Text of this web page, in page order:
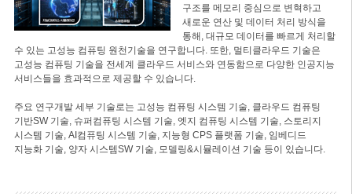
구조를 메모리 중심으로 변혁하고
새로운 연산 및 데이터 처리 방식을
통해, 대규모 데이터를 빠르게 처리할
수 있는 고성능 컴퓨팅 원천기술을 연구합니다. 또한, 멀티클라우드 기술은
고성능 컴퓨팅 기술을 전세계 클라우드 서비스와 연동함으로 다양한 인공지능
서비스들을 효과적으로 제공할 수 있습니다.
주요 연구개발 세부 기술로는 고성능 컴퓨팅 시스템 기술, 클라우드 컴퓨팅
기반SW 기술, 슈퍼컴퓨팅 시스템 기술, 엣지 컴퓨팅 시스템 기술, 스토리지
시스템 기술, AI컴퓨팅 시스템 기술, 지능형 CPS 플랫폼 기술, 임베디드
지능화 기술, 양자 시스템SW 기술, 모델링&시뮬레이션 기술 등이 있습니다.